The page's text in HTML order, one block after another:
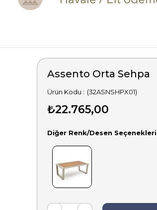
Assento Orta Sehpa
(32ASNSHPX01)
₺22.765,00
Diğer Renk/Desen Seçenekleri